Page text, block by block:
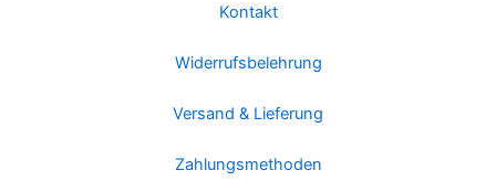
Kontakt
Widerrufsbelehrung
Versand & Lieferung
Zahlungsmethoden